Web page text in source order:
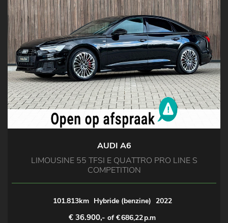
AUDI A6
LIMOUSINE 55 TFSI E QUATTRO PRO LINE S
COMPETITION
101.813km Hybride (benzine) 2022
€ 36.900,- of €686,22p.m